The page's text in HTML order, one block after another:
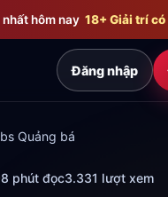
chính
nhất hôm nay 18+ Giải trí
Đăng nhập
Quảng bá
8 phút đọc3.331 lượt xem